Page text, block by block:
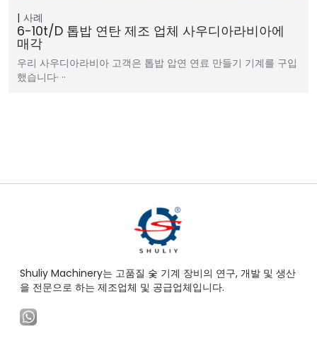
사례
6-10t/d 톱밥 연탄 제조 업체 사우디아라비아에
매각
우리 사우디아라비아 고객은 톱밥 압연 연료 만들기 기계를 구입
했습니다· ··
Shuliy Machinery는 고품질 숯 기계 장비의 연구, 개발 및 생산
을 전문으로 하는 제조업체 및 공급업체입니다.